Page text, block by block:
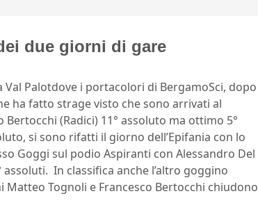
due giorni di gare
Palotdove i portacolori di BergamoSci, dopo
ha fatto strage visto che sono arrivati al
(Radici) 11° assoluto ma ottimo 5°
si sono rifatti il giorno dell’Epifania con lo
Goggi sul podio Aspiranti con Alessandro Del
assoluti. In classifica anche l’altro goggino
Tognoli e Francesco Bertocchi chiudono